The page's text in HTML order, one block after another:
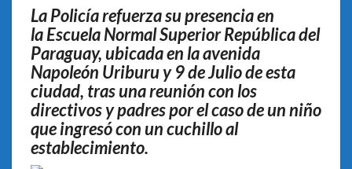
Y
AMENAZARA
A
UN
ESTUDIANTE
La Policía refuerza su presencia en
la Escuela Normal Superior República del
Paraguay, ubicada en la avenida
Napoleón Uriburu y 9 de Julio de esta
ciudad, tras una reunión con los
directivos y padres por el caso de un niño
que ingresó con un cuchillo al
establecimiento.